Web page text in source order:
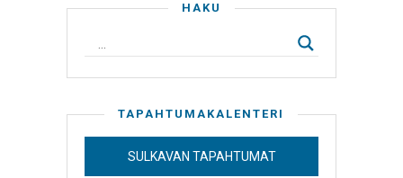
HAKU
TAPAHTUMAKALENTERI
SULKAVAN TAPAHTUMAT